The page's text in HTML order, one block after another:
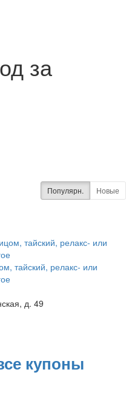
за
Популярн. Новые
тайский, релакс- или
д. 49
купоны